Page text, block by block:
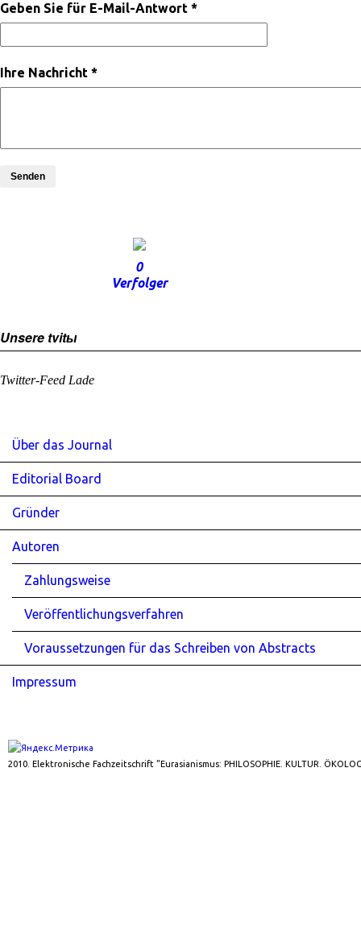
Geben Sie für E-Mail-Antwort *
Ihre Nachricht *
Senden
0
Verfolger
Unsere tvitы
Twitter-Feed Lade
Über das Journal
Editorial Board
Gründer
Autoren
Zahlungsweise
Veröffentlichungsverfahren
Voraussetzungen für das Schreiben von Abstracts
Impressum
2010. Elektronische Fachzeitschrift "Eurasianismus: PHILOSOPHIE. KULTUR.